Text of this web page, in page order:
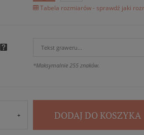
Tabela rozmiarów - sprawdź jaki
*Maksymalnie 255 znaków.
DODAJ DO KOSZYKA